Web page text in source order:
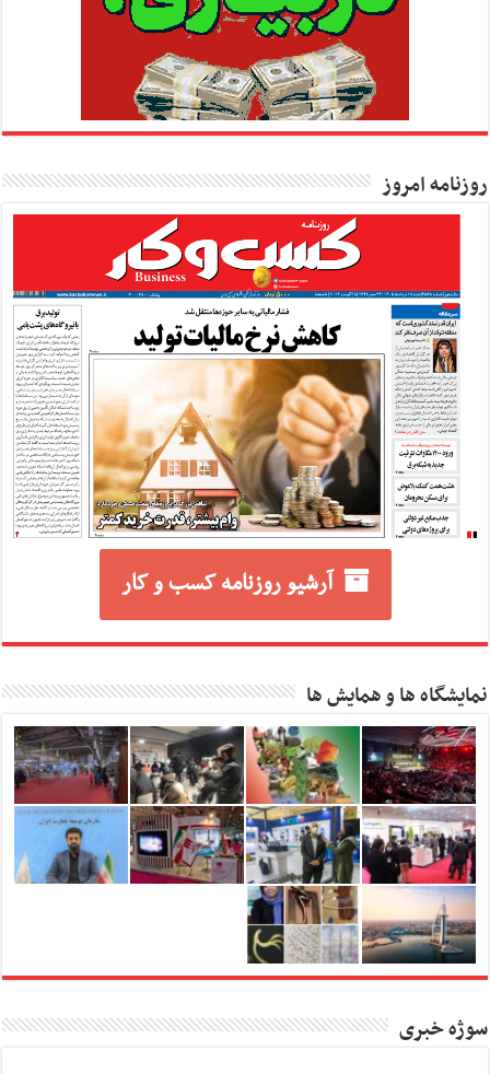
روزنامه امروز
آرشیو روزنامه کسب و کار
نمایشگاه ها و همایش ها
سوژه خبری